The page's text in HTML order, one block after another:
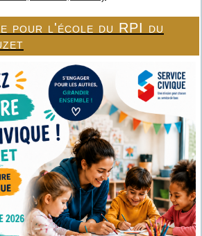
pour l'école du RPI du